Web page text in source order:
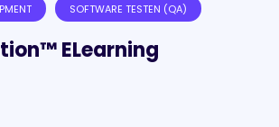
SOFTWARE TESTEN (QA)
ELearning